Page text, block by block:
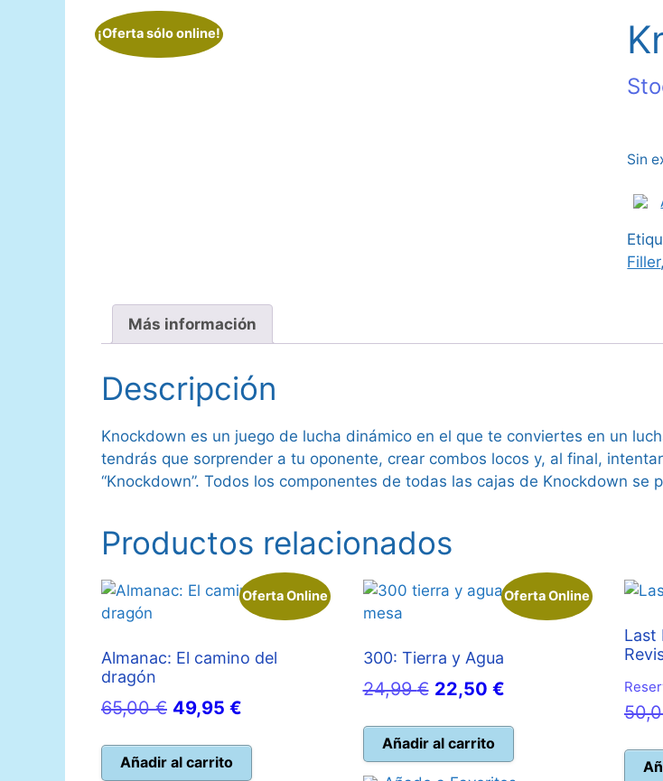
¡Oferta sólo online!
Sin
Filler,
Más información
Descripción
Knockdown es un juego de lucha dinámico en el que te conviertes en un
tendrás que sorprender a tu oponente, crear combos locos y, al final,
“Knockdown”. Todos los componentes de todas las cajas de Knockdown se
Productos relacionados
Oferta Online
Almanac: El camino del
dragón
65,00€ El
original
49,95 €
Añadir al carrito
Oferta Online
300: Tierra y Agua
24,99€ El
original
era:
22,50 €El
es:
Añadir al carrito
Last